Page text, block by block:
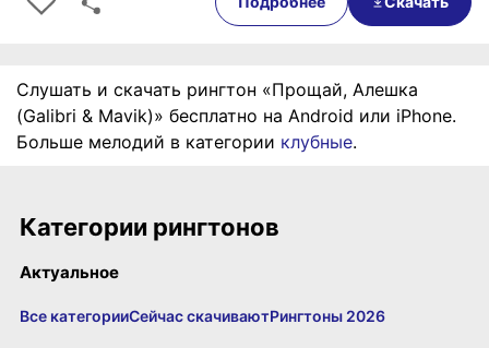
Слушать и скачать рингтон «Прощай, Алешка
(Galibri & Mavik)» бесплатно на Android или iPhone.
Больше мелодий в категории клубные.
Категории рингтонов
Актуальное
Все категорииСейчас скачиваютРингтоны 2026